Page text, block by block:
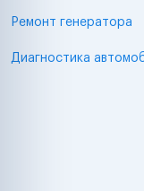
Ремонт генератора
Диагностика